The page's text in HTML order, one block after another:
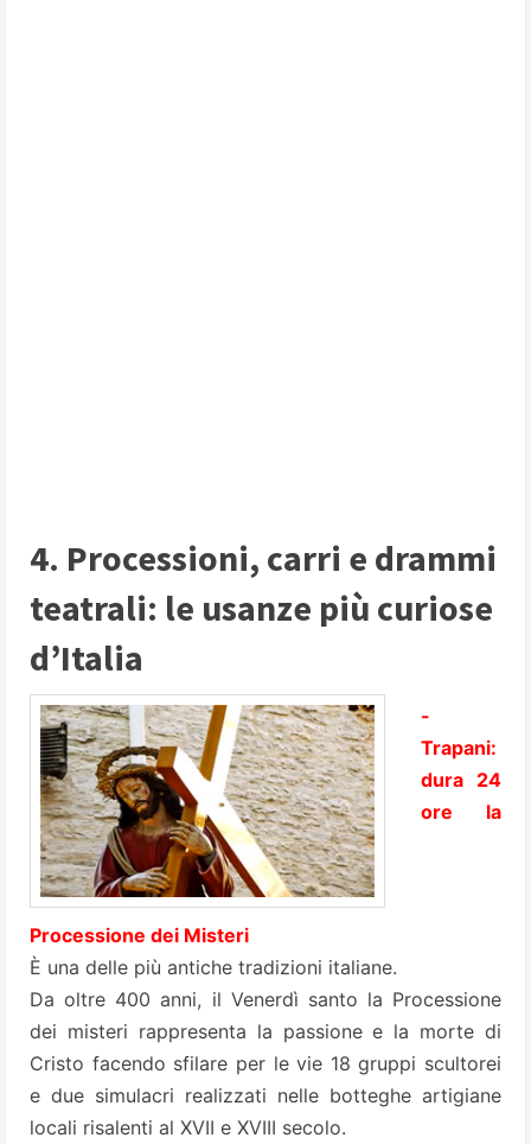
4. Processioni, carri e drammi
teatrali: le usanze più curiose
d’Italia
-
Trapani:
dura 24
ore la
Processione dei Misteri
È una delle più antiche tradizioni italiane.
Da oltre 400 anni, il Venerdì santo la Processione
dei misteri rappresenta la passione e la morte di
Cristo facendo sfilare per le vie 18 gruppi scultorei
e due simulacri realizzati nelle botteghe artigiane
locali risalenti al XVII e XVIII secolo.